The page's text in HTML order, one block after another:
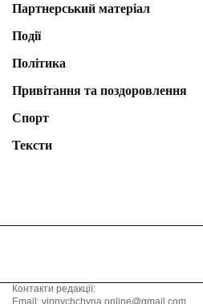
Партнерський матеріал
Події
Політика
Привітання та поздоровлення
Спорт
Тексти
Контакти редакції:
Email: vinnychchyna.online@gmail.com